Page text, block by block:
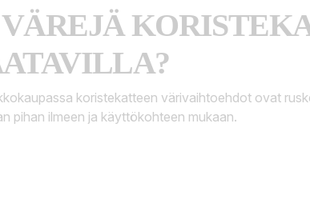
koristekatteen värivaihtoehdot ovat
pihan ilmeen ja käyttökohteen mukaan.